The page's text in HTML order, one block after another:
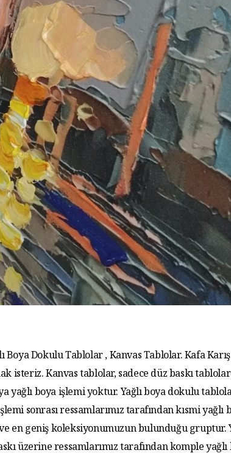
Boya Dokulu Tablolar , Kanvas Tablolar. Kafa
isteriz. Kanvas tablolar, sadece düz baskı
yağlı boya işlemi yoktur. Yağlı boya dokulu
sonrası ressamlarımız tarafından kısmi yağlı
en geniş koleksiyonumuzun bulunduğu gruptur.
üzerine ressamlarımız tarafından komple